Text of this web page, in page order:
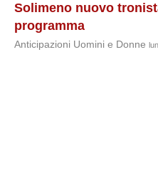
Solimeno nuovo
programma
Anticipazioni Uomini e Donne